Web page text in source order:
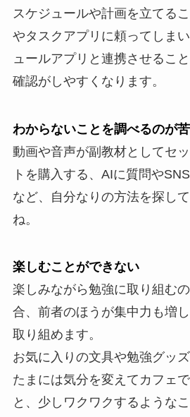
スケジュールや計画を立てる
やタスクアプリに頼ってしま
ュールアプリと連携させるこ
確認がしやすくなります。
わからないことを調べるのが
動画や音声が副教材としてセ
トを購入する、AIに質問や
など、自分なりの方法を探し
ね。
楽しむことができない
楽しみながら勉強に取り組む
合、前者のほうが集中力も増
取り組めます。
お気に入りの文具や勉強グッ
たまには気分を変えてカフェ
と、少しワクワクするような